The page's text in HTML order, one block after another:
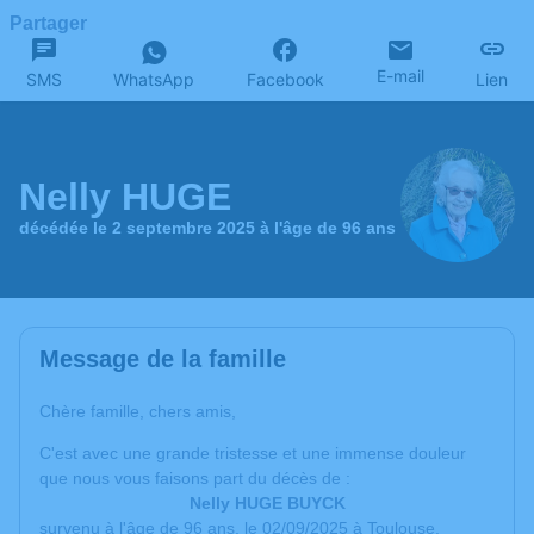
Partager
SMS WhatsApp Facebook E-mail Lien
Nelly HUGE
décédée le 2 septembre 2025 à l'âge de 96 ans
Message de la famille
Chère famille, chers amis,
C'est avec une grande tristesse et une immense douleur
que nous vous faisons part du décès de :
Nelly HUGE BUYCK
survenu à l'âge de 96 ans, le 02/09/2025 à Toulouse.